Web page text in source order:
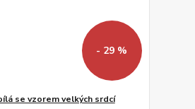
- 29 %
se vzorem velkých srdcí